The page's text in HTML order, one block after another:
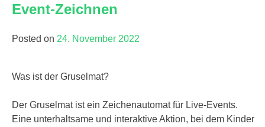
Event-Zeichnen
Posted on 24. November 2022
Was ist der Gruselmat?
Der Gruselmat ist ein Zeichenautomat für Live-Events.
Eine unterhaltsame und interaktive Aktion, bei dem Kinder